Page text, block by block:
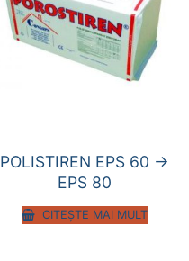
POLISTIREN EPS 60 ->
EPS 80
CITEȘTE MAI MULT